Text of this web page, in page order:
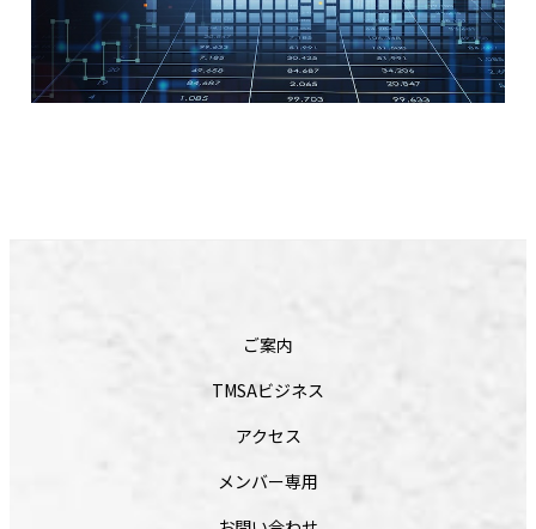
ご案内
TMSAビジネス
アクセス
メンバー専用